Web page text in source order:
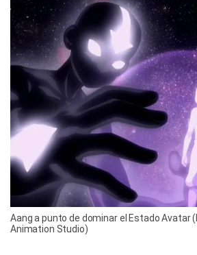
Aang a punto de dominar el Estado Avatar
Animation Studio)